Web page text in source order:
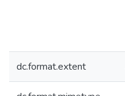
dc.format.extent